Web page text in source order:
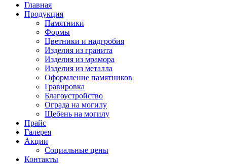
Главная
Продукция
Памятники
Формы
Цветники и надгробия
Изделия из гранита
Изделия из мрамора
Изделия из металла
Оформление памятников
Гравировка
Благоустройство
Ограда на могилу
Щебень на могилу
Прайс
Галерея
Акции
Социальные цены
Контакты